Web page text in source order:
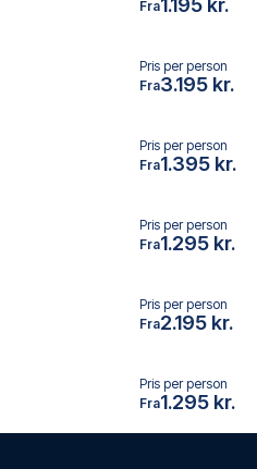
Fra
Pris per person
Fra3.195 kr.
Pris per person
Fra1.395 kr.
Pris per person
Fra1.295 kr.
Pris per person
Fra2.195 kr.
Pris per person
Fra1.295 kr.